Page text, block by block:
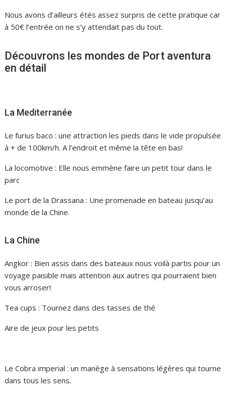
Nous avons d’ailleurs étés assez surpris de cette pratique car
à 50€ l’entrée on ne s’y attendait pas du tout.
Découvrons les mondes de Port aventura
en détail
La Mediterranée
Le furius baco : une attraction les pieds dans le vide propulsée
à + de 100km/h. A l’endroit et même la tête en bas!
La locomotive : Elle nous emmène faire un petit tour dans le
parc
Le port de la Drassana : Une promenade en bateau jusqu’au
monde de la Chine.
La Chine
Angkor : Bien assis dans des bateaux nous voilà partis pour un
voyage paisible mais attention aux autres qui pourraient bien
vous arroser!
Tea cups : Tournez dans des tasses de thé
Aire de jeux pour les petits
Le Cobra imperial : un manège à sensations légères qui tourne
dans tous les sens.